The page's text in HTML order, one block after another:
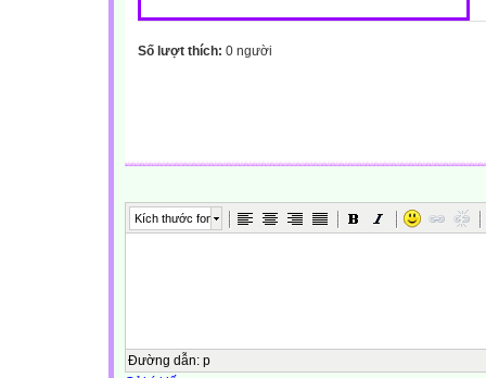
Số lượt thích: 0 người
Kích thước font
Đường dẫn: p